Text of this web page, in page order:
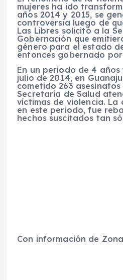
mujeres ha ido
años 2014 y 2015, se
controversia luego de
Las Libres solicitó a la
Gobernación que
género para el estado
entonces gobernado por
En un periodo de 4
julio de 2014, en
cometido 263
Secretaría de Salud
víctimas de violencia. La
en este periodo, fue
hechos suscitados tan
Con información de